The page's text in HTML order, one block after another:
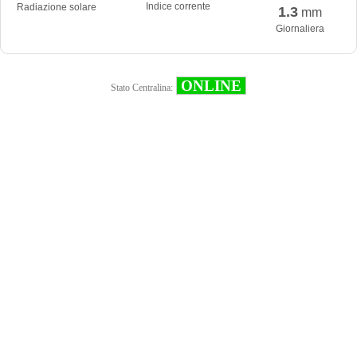
Radiazione solare Indice corrente 1.3 mm
Giornaliera
Stato Centralina: ONLINE